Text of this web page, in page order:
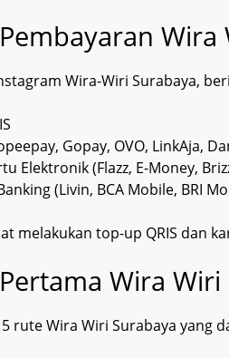
Wira
Wira-Wiri Surabaya,
Gopay, OVO, LinkAja,
Elektronik (Flazz, E-Money,
(Livin, BCA Mobile, BRI
melakukan top-up QRIS dan
Wira Wiri
rute Wira Wiri Surabaya yang